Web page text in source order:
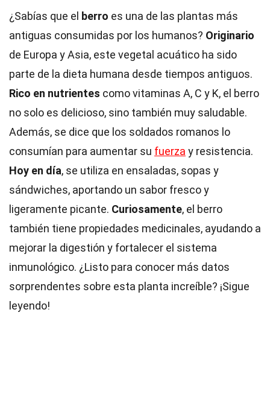
¿Sabías que el berro es una de las plantas más
antiguas consumidas por los humanos? Originario
de Europa y Asia, este vegetal acuático ha sido
parte de la dieta humana desde tiempos antiguos.
Rico en nutrientes como vitaminas A, C y K, el berro
no solo es delicioso, sino también muy saludable.
Además, se dice que los soldados romanos lo
consumían para aumentar su fuerza y resistencia.
Hoy en día, se utiliza en ensaladas, sopas y
sándwiches, aportando un sabor fresco y
ligeramente picante. Curiosamente, el berro
también tiene propiedades medicinales, ayudando a
mejorar la digestión y fortalecer el sistema
inmunológico. ¿Listo para conocer más datos
sorprendentes sobre esta planta increíble? ¡Sigue
leyendo!